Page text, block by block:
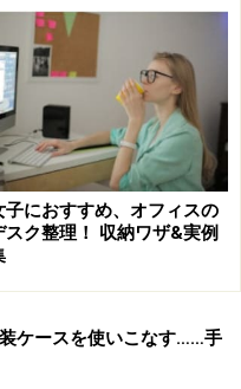
収納において共通のこと
な物を見極める事が大
使っていない物、気に
りしない限り捨てる機会
り、重ねれるだけ重ね
らい作業ですが、食器
がさらに面倒になって
ように、まずは不要な
子におすすめ、オフィスの
スク整理！ 収納ワザ&実例
ケースを使いこなす……手